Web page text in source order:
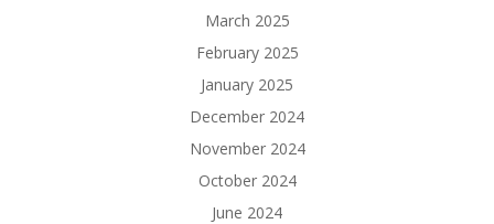
March 2025
February 2025
January 2025
December 2024
November 2024
October 2024
June 2024